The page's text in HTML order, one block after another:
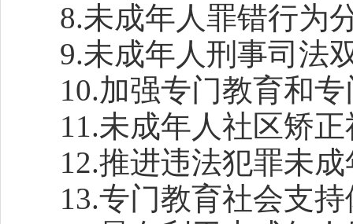
8.未成年人罪错行为
9.未成年人刑事司法
10.加强专门教育和
11.未成年人社区矫
12.推进违法犯罪未
13.专门教育社会支